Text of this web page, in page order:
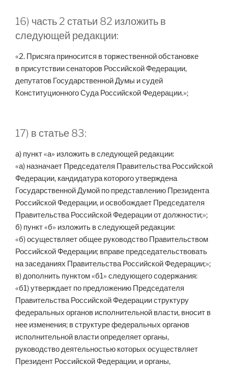
16) часть 2 статьи 82 изложить в
следующей редакции:
«2. Присяга приносится в торжественной обстановке
в присутствии сенаторов Российской Федерации,
депутатов Государственной Думы и судей
Конституционного Суда Российской Федерации.»;
17) в статье 83:
а) пункт «а» изложить в следующей редакции:
«а) назначает Председателя Правительства Российской
Федерации, кандидатура которого утверждена
Государственной Думой по представлению Президента
Российской Федерации, и освобождает Председателя
Правительства Российской Федерации от должности;»;
б) пункт «б» изложить в следующей редакции:
«б) осуществляет общее руководство Правительством
Российской Федерации; вправе председательствовать
на заседаниях Правительства Российской Федерации;»;
в) дополнить пунктом «б1» следующего содержания:
«б1) утверждает по предложению Председателя
Правительства Российской Федерации структуру
федеральных органов исполнительной власти, вносит в
нее изменения; в структуре федеральных органов
исполнительной власти определяет органы,
руководство деятельностью которых осуществляет
Президент Российской Федерации, и органы,